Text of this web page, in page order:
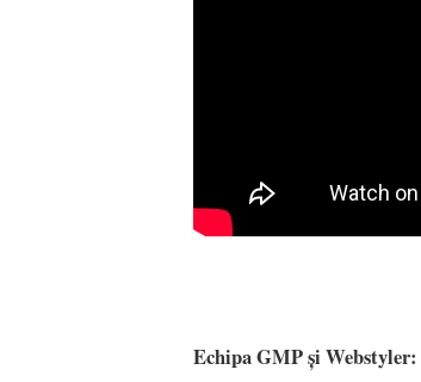
Echipa GMP și Webstyler: